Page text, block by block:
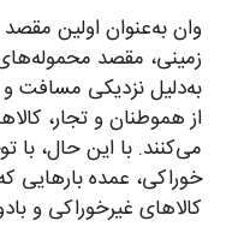
وان به‌عنوان اولین
زمینی، مقصد
به‌دلیل نزدیکی مسافت
از هموطنان و تجار،
می‌کنند. با این حال، با
خوراکی، عمده بارهایی
کالاهای غیرخوراکی و